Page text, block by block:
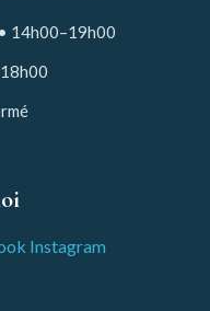
14h00–19h00
Instagram